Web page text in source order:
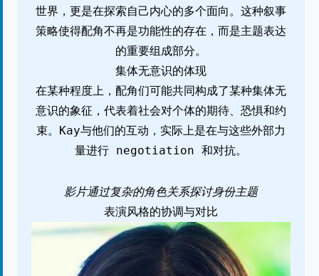
世界，更是在探索自己内心的多个面向。这种叙事
策略使得配角不再是功能性的存在，而是主题表达
的重要组成部分。
集体无意识的体现
在某种程度上，配角们可能共同构成了某种集体无
意识的象征，代表着社会对个体的期待、恐惧和约
束。Kay与他们的互动，实际上是在与这些外部力
量进行 negotiation 和对抗。
影片通过复杂的角色关系探讨身份主题
表演风格的协调与对比